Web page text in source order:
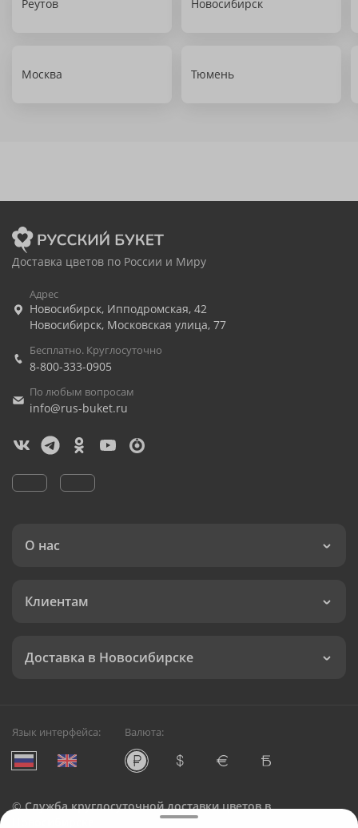
Реутов Новосибирск
Москва Тюмень
Доставка цветов по России и Миру
Адрес
Новосибирск, Ипподромская, 42
Новосибирск, Московская улица, 77
Бесплатно. Круглосуточно
8-800-333-0905
По любым вопросам
info@rus-buket.ru
О нас
Клиентам
Доставка в Новосибирске
Язык интерфейса: Валюта:
©Служба круглосуточной доставки цветов в